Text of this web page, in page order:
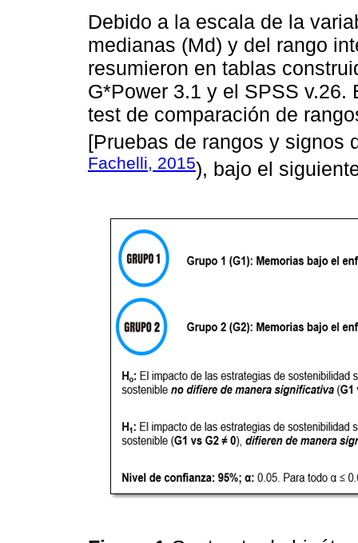
Debido a la escala de la
medianas (Md) y del rango
resumieron en tablas
G*Power 3.1 y el SPSS
test de comparación de
[Pruebas de rangos y signos
Fachelli, 2015), bajo el